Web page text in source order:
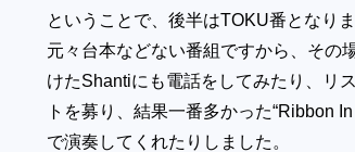
ということで、後半はTOKU番となりま
元々台本などない番組ですから、その
けたShantiにも電話をしてみたり、リ
トを募り、結果一番多かった“Ribbon
で演奏してくれたりしました。